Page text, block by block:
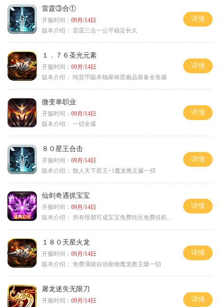
雷霆③合①
开服时间： 09月/14日
版本介绍： 雷霆三合一公平稳定长久
详情
１．７６圣光元素
开服时间： 09月/14日
版本介绍： 纯货币版本独家铸星极品装备全靠爆
详情
微变单职业
开服时间： 09月/14日
版本介绍： 一切全爆
详情
８０星王合击
开服时间： 09月/14日
版本介绍： 散人天下星王+1魔龙教主爆一切
详情
仙剑奇遇抓宝宝
开服时间： 09月/14日
版本介绍：
所有怪都可成宝宝免费转区免费挂机活动
详情
１８０天星火龙
开服时间： 09月/14日
版本介绍： 免费满级自动捡物魔龙教主爆一切
详情
屠龙迷失无限刀
开服时间： 09月/14日
详情